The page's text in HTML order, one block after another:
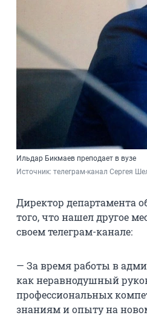
Ильдар Бикмаев преподает в вузе
Источник: телеграм-канал Сергея
Директор департамента
того, что нашел другое
своем телеграм-канале:
— За время работы в
как неравнодушный
профессиональных
знаниям и опыту на